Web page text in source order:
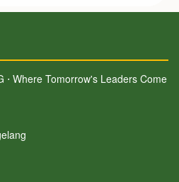
⋅ Where Tomorrow's Leaders Come